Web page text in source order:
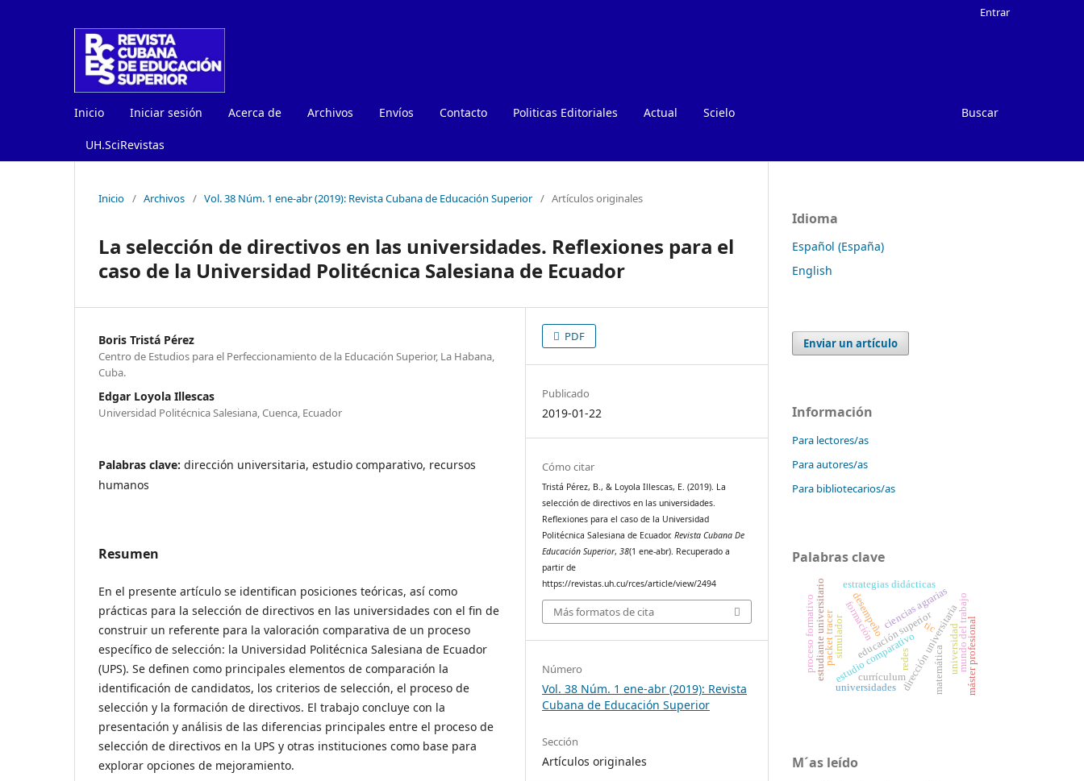
Inicio Iniciar sesión Acerca de Archivos Envíos Contacto Politicas Editoriales Actual Scielo
UH.SciRevistas
Buscar
Entrar
Inicio / Archivos / Vol. 38 Núm. 1 ene-abr (2019): Revista Cubana de Educación Superior / Artículos originales
La selección de directivos en las universidades. Reflexiones para el
caso de la Universidad Politécnica Salesiana de Ecuador
Boris Tristá Pérez
Centro de Estudios para el Perfeccionamiento de la Educación Superior, La Habana,
Cuba.
Edgar Loyola Illescas
Universidad Politécnica Salesiana, Cuenca, Ecuador
Palabras clave: dirección universitaria, estudio comparativo, recursos
humanos
Resumen
En el presente artículo se identifican posiciones teóricas, así como
prácticas para la selección de directivos en las universidades con el fin de
construir un referente para la valoración comparativa de un proceso
específico de selección: la Universidad Politécnica Salesiana de Ecuador
(UPS). Se definen como principales elementos de comparación la
identificación de candidatos, los criterios de selección, el proceso de
selección y la formación de directivos. El trabajo concluye con la
presentación y análisis de las diferencias principales entre el proceso de
selección de directivos en la UPS y otras instituciones como base para
explorar opciones de mejoramiento.
PDF
Publicado
2019-01-22
Cómo citar
Tristá Pérez, B., & Loyola Illescas, E. (2019). La
selección de directivos en las universidades.
Reflexiones para el caso de la Universidad
Politécnica Salesiana de Ecuador.Revista Cubana De
Educación Superior,38(1 ene-abr). Recuperado a
partir de
https://revistas.uh.cu/rces/article/view/2494
Más formatos de cita
Número
Vol. 38 Núm. 1 ene-abr (2019): Revista
Cubana de Educación Superior
Sección
Artículos originales
Idioma
Español (España)
English
Enviar un artículo
Información
Para lectores/as
Para autores/as
Para bibliotecarios/as
Palabras clave
desempeño
educación superior
formación dirección universitaria
estudio comparativo
simulador
packet tracer redes
tic
ciencias agrarias mundo del trabajo
estrategias didácticas
estudiante universitario
proceso formativo matemáticauniversidadmáster profesional
currículum
universidades
M´as leído